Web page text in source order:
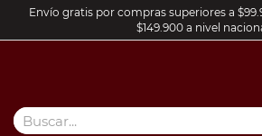
Envío gratis por compras superiores a
$149.900 a nivel